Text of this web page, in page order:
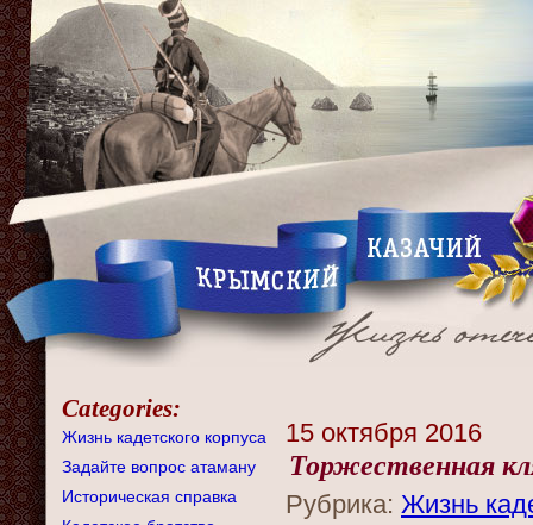
Categories:
Жизнь кадетского корпуса
Задайте вопрос атаману
Историческая справка
15 октября 2016
Торжественная
Рубрика: Жизнь